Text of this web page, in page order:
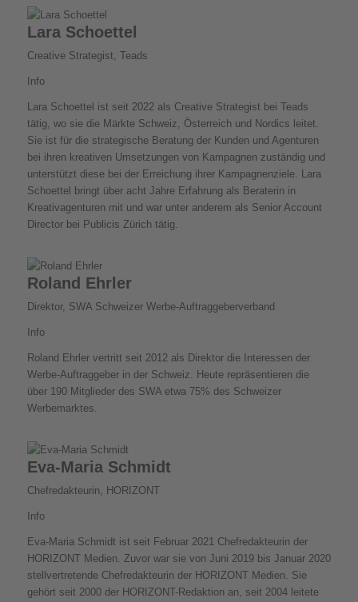
Lara Schoettel
Creative Strategist, Teads
Info
Lara Schoettel ist seit 2022 als Creative Strategist bei Teads
tätig, wo sie die Märkte Schweiz, Österreich und Nordics leitet.
Sie ist für die strategische Beratung der Kunden und Agenturen
bei ihren kreativen Umsetzungen von Kampagnen zuständig und
unterstützt diese bei der Erreichung ihrer Kampagnenziele. Lara
Schoettel bringt über acht Jahre Erfahrung als Beraterin in
Kreativagenturen mit und war unter anderem als Senior Account
Director bei Publicis Zürich tätig.
Roland Ehrler
Direktor, SWA Schweizer Werbe-Auftraggeberverband
Info
Roland Ehrler vertritt seit 2012 als Direktor die Interessen der
Werbe-Auftraggeber in der Schweiz. Heute repräsentieren die
über 190 Mitglieder des SWA etwa 75% des Schweizer
Werbemarktes.
Eva-Maria Schmidt
Chefredakteurin, HORIZONT
Info
Eva-Maria Schmidt ist seit Februar 2021 Chefredakteurin der
HORIZONT Medien. Zuvor war sie von Juni 2019 bis Januar 2020
stellvertretende Chefredakteurin der HORIZONT Medien. Sie
gehört seit 2000 der HORIZONT-Redaktion an, seit 2004 leitete